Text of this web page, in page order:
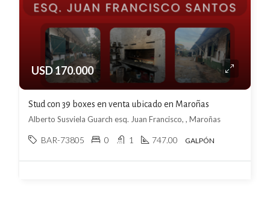
USD 170.000
Stud con 39 boxes en venta ubicado en Maroñas
Alberto Susviela Guarch esq. Juan Francisco, , Maroñas
BAR-73805 0 1 747.00 GALPÓN